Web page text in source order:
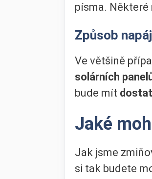
písma.
Způsob
Ve většině
solárních
bude mít
Jaké
Jak jsme
si tak budete